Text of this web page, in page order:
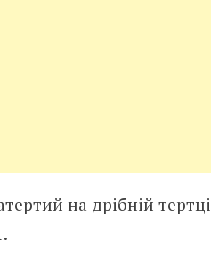
на дрібній тертці